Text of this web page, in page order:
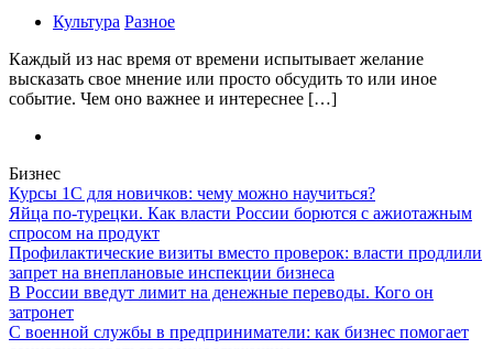
Культура Разное
Каждый из нас время от времени испытывает желание
высказать свое мнение или просто обсудить то или иное
событие. Чем оно важнее и интереснее […]
Бизнес
Курсы 1С для новичков: чему можно научиться?
Яйца по-турецки. Как власти России борются с ажиотажным
спросом на продукт
Профилактические визиты вместо проверок: власти продлили
запрет на внеплановые инспекции бизнеса
В России введут лимит на денежные переводы. Кого он
затронет
С военной службы в предприниматели: как бизнес помогает